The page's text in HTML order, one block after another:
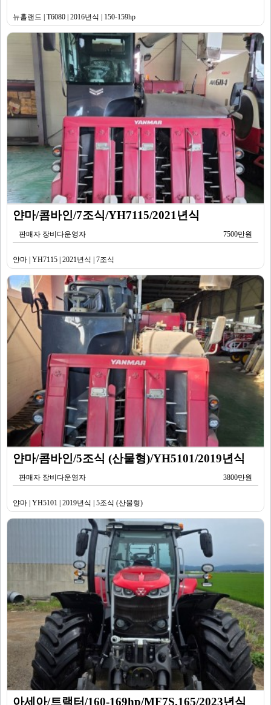
뉴홀랜드 | T6080 | 2016년식 | 150-159hp
얀마/콤바인/7조식/YH7115/2021년식
판매자 장비다운영자 7500만원
얀마 | YH7115 | 2021년식 | 7조식
얀마/콤바인/5조식 (산물형)/YH5101/2019년식
판매자 장비다운영자 3800만원
얀마 | YH5101 | 2019년식 | 5조식 (산물형)
아세아/트랙터/160-169hp/MF7S.165/2023년식